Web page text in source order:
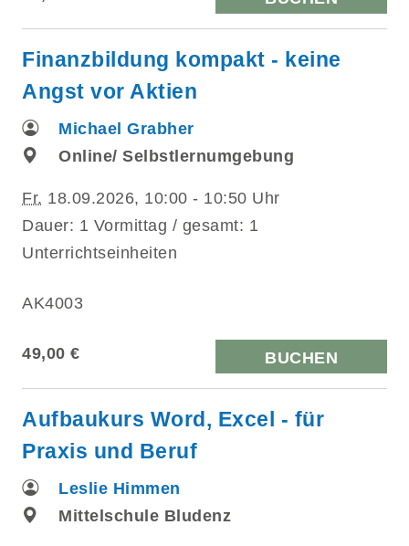
Finanzbildung kompakt - keine
Angst vor Aktien
Michael Grabher
Online/ Selbstlernumgebung
Fr. 18.09.2026, 10:00 - 10:50 Uhr
Dauer: 1 Vormittag / gesamt: 1
Unterrichtseinheiten
AK4003
49,00 € BUCHEN
Aufbaukurs Word, Excel - für
Praxis und Beruf
Leslie Himmen
Mittelschule Bludenz